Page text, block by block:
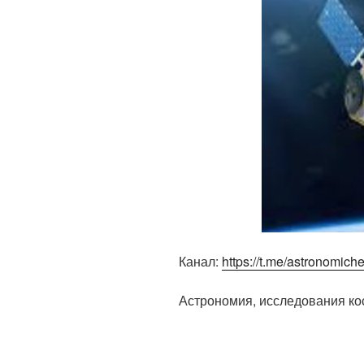
Канал: https://t.me/
Астрономия, исследования